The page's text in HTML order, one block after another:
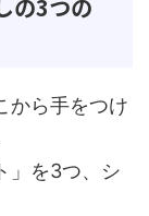
の3つの
から手をつけ
」を3つ、シ